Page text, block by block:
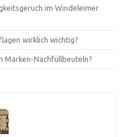
im Windeleimer
wirklich wichtig?
Marken-Nachfüllbeuteln?